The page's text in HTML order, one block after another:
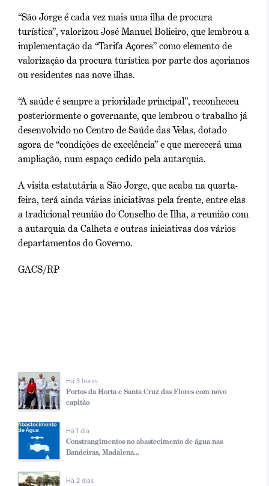
“São Jorge é cada vez mais uma ilha de procura
turística”, valorizou José Manuel Bolieiro, que lembrou a
implementação da “Tarifa Açores” como elemento de
valorização da procura turística por parte dos açorianos
ou residentes nas nove ilhas.
“A saúde é sempre a prioridade principal”, reconheceu
posteriormente o governante, que lembrou o trabalho já
desenvolvido no Centro de Saúde das Velas, dotado
agora de “condições de excelência” e que merecerá uma
ampliação, num espaço cedido pela autarquia.
A visita estatutária a São Jorge, que acaba na quarta-
feira, terá ainda várias iniciativas pela frente, entre elas
a tradicional reunião do Conselho de Ilha, a reunião com
a autarquia da Calheta e outras iniciativas dos vários
departamentos do Governo.
GACS/RP
Há 3 horas
Portos da Horta e Santa Cruz das Flores com novo
capitão
Há 1 dia
Constrangimentos no abastecimento de água nas
Bandeiras, Madalena...
Há 2 dias